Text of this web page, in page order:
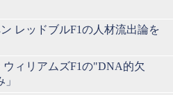
レッドブルF1の人材流出論を
ィリアムズF1の"DNA的欠